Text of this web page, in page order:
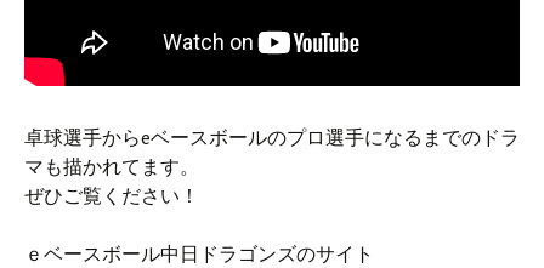
卓球選手からeベースボールのプロ選手になるまでのドラ
マも描かれてます。
ぜひご覧ください！
ｅベースボール中日ドラゴンズのサイト